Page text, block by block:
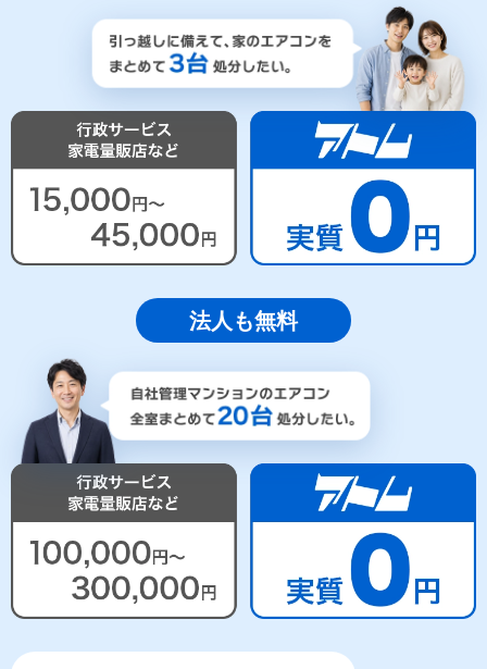
法人も無料